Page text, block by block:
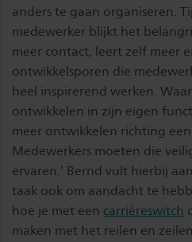
anders te gaan organiseren.
medewerker blijkt het
meer contact, leert zelf meer
ontwikkelsporen die
heel inspirerend werken.
ontwikkelen in zijn eigen
meer ontwikkelen richting
Medewerkers moeten die
ervaren.’ Bernd vult hierbij
taak ook om aandacht te
hoe je met een carrièreswitch
maken met het reilen en